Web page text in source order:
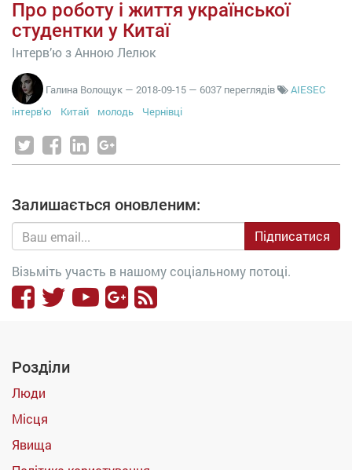
Про роботу і життя української
студентки у Китаї
Інтерв’ю з Анною Лелюк
Галина Волощук — 2018-09-15 — 6037 переглядів
AIESEC
інтерв'ю
Китай молодь Чернівці
Залишається оновленим:
Підписатися
Візьміть участь в нашому соціальному потоці.
Розділи
Люди
Місця
Явища